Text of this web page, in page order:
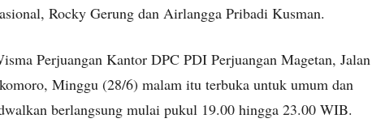
Rocky Gerung dan Airlangga Pribadi Kusman.
Perjuangan Kantor DPC PDI Perjuangan Magetan, Jalan
Minggu (28/6) malam itu terbuka untuk umum dan
berlangsung mulai pukul 19.00 hingga 23.00 WIB.